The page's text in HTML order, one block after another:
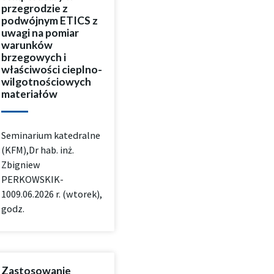
przegrodzie z
podwójnym ETICS z
uwagi na pomiar
warunków
brzegowych i
właściwości cieplno-
wilgotnościowych
materiałów
Seminarium katedralne
(KFM),Dr hab. inż.
Zbigniew
PERKOWSKIK-
1009.06.2026 r. (wtorek),
godz.
Zastosowanie